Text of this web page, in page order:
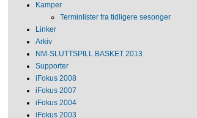
Kamper
Terminlister fra tidligere sesonger
Linker
Arkiv
NM‐SLUTTSPILL BASKET 2013
Supporter
iFokus 2008
iFokus 2007
iFokus 2004
iFokus 2003